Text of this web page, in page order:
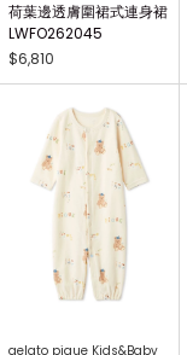
荷葉邊透膚圍裙式連身裙
LWFO262045
$6,810
gelato pique Kids&Baby